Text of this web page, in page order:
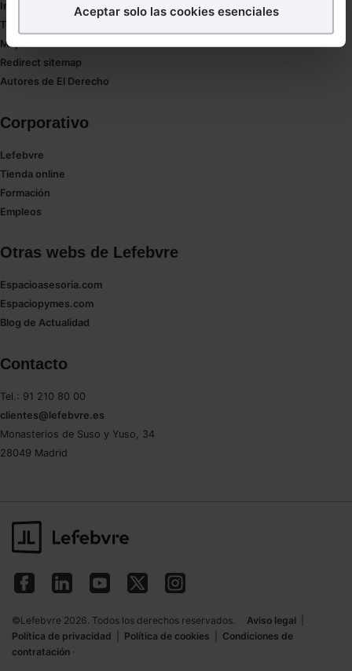
en la web sea óptima
Puedesaceptar solo las esenciales
todas las cookies excepto aquellas imprescindibles.
seleccionar solo aquellas que quieras permitir en tu
las que sean indispensables para la navegación.
Saber más acerca de las cookies
Aceptar solo las cookies esenciales
Innovación
Tesauro
Mapa web
Redirect sitemap
Autores de El Derecho
Corporativo
Lefebvre
Tienda online
Formación
Empleos
Otras webs de Lefebvre
Espacioasesoria.com
Espaciopymes.com
Blog de Actualidad
Contacto
Tel.: 91 210 80 00
clientes@lefebvre.es
Monasterios de Suso y Yuso, 34
28049 Madrid
©Lefebvre 2026. Todos los derechos reservados. Aviso legal
Política de privacidad
Política de cookies
Condiciones de
contratación ·